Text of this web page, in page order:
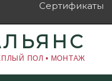
Сертификаты
ПОЛ • МОНТАЖ